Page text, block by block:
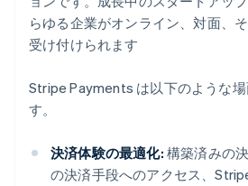
らゆる企業がオンライン、対面、
受け付けられます
Stripe Payments は以下のような
す。
決済体験の最適化: 構築済みの
の決済手段へのアクセス、